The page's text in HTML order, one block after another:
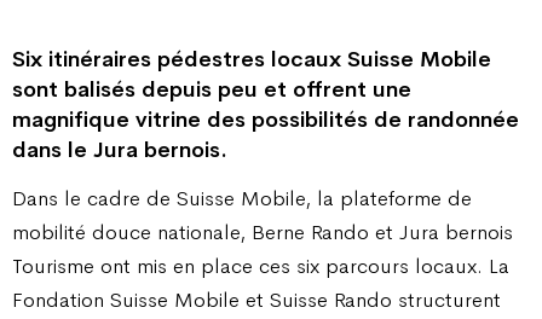
Six itinéraires pédestres locaux Suisse Mobile
sont balisés depuis peu et offrent une
magnifique vitrine des possibilités de randonnée
dans le Jura bernois.
Dans le cadre de Suisse Mobile, la plateforme de
mobilité douce nationale, Berne Rando et Jura bernois
Tourisme ont mis en place ces six parcours locaux. La
Fondation Suisse Mobile et Suisse Rando structurent